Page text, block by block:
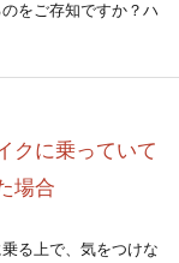
をご存知ですか？ハ
クに乗っていて
場合
る上で、気をつけな